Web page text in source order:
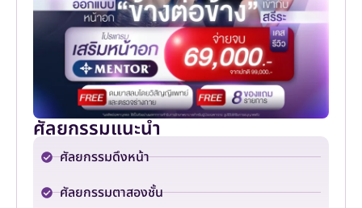
ศัลยกรรมแนะนำ
ศัลยกรรมดึงหน้า
ศัลยกรรมตาสองชั้น